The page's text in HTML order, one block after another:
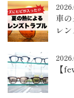
車
レ
【